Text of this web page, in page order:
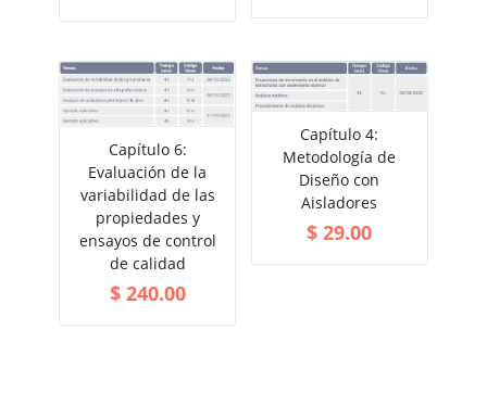
ADD TO CART
VIEW MORE
Capítulo 6:
Evaluación de la
variabilidad de las
propiedades y
ensayos de control
de calidad
$240.00
ADD TO CART
VIEW MORE
Capítulo 4:
Metodología de
Diseño con
Aisladores
$ 29.00